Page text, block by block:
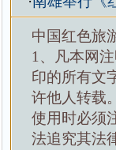
中国红色旅
1、凡本网
印的所有文
许他人转载
使用时必须
法追究其法